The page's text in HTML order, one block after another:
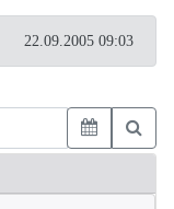
22.09.2005 09:03